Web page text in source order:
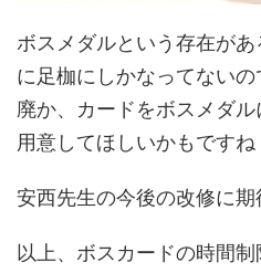
ボスメダルという存在が
に足枷にしかなってない
廃か、カードをボスメダ
用意してほしいかもですね
安西先生の今後の改修に期
以上、ボスカードの時間